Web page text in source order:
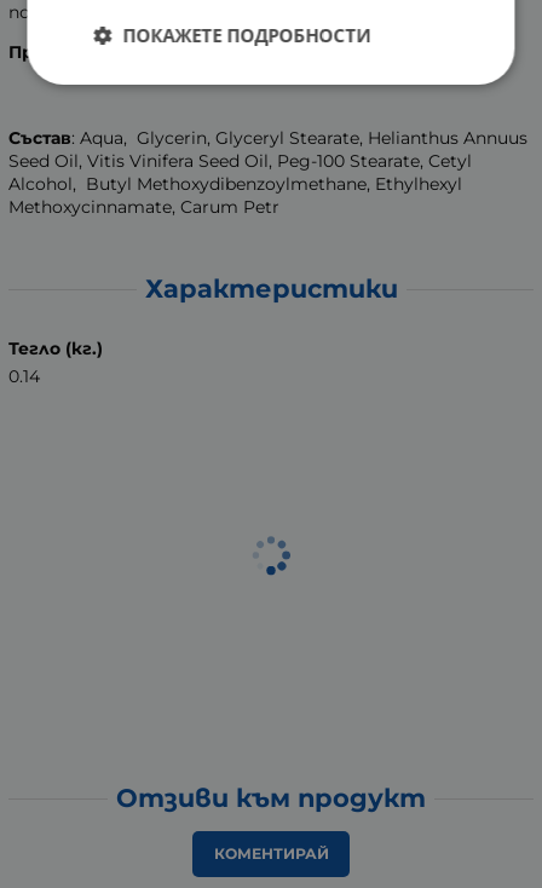
повторна пигментация.
Производител:
„БОДИ-БЮТИ“, България..
Състав: Aqua, Glycerin, Glyceryl Stearate, Helianthus Annuus
Seed Oil, Vitis Vinifera Seed Oil, Peg-100 Stearate, Cetyl
Alcohol, Butyl Methoxydibenzoylmethane, Ethylhexyl
Methoxycinnamate, Carum Petr
Характеристики
Тегло (кг.)
0.14
Отзиви към продукт
КОМЕНТИРАЙ
ПОКАЖЕТЕ ПОДРОБНОСТИ